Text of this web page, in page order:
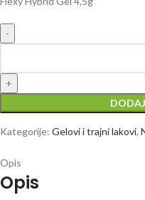
Kategorije: Gelovi i trajni lakovi,
Opis
Opis